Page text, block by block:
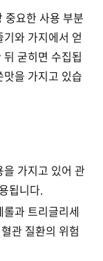
중요한 사용 부분
와 가지에서 얻
굳히면 수집됩
을 가지고 있습
가지고 있어 관
됩니다.
과 트리글리세
관 질환의 위험